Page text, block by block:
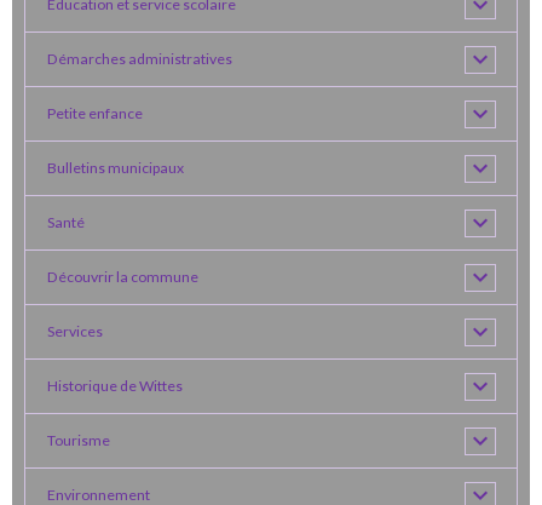
Education et service scolaire
Démarches administratives
Petite enfance
Bulletins municipaux
Santé
Découvrir la commune
Services
Historique de Wittes
Tourisme
Environnement